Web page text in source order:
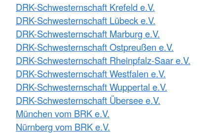
DRK-Schwesternschaft Krefeld e.V.
DRK-Schwesternschaft Lübeck e.V.
DRK-Schwesternschaft Marburg e.V.
DRK-Schwesternschaft Ostpreußen e.V.
DRK-Schwesternschaft Rheinpfalz-Saar e.V.
DRK-Schwesternschaft Westfalen e.V.
DRK-Schwesternschaft Wuppertal e.V.
DRK-Schwesternschaft Übersee e.V.
München vom BRK e.V.
Nürnberg vom BRK e.V.